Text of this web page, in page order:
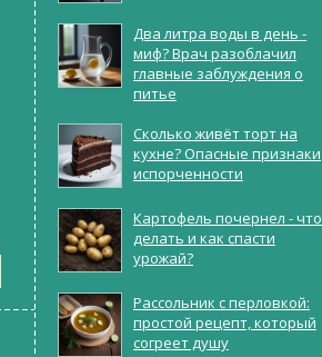
Два литра воды в день -
миф? Врач разоблачил
главные заблуждения о
питье
Сколько живёт торт на
кухне? Опасные признаки
испорченности
Картофель почернел - что
делать и как спасти
урожай?
Рассольник с перловкой:
простой рецепт, который
согреет душу